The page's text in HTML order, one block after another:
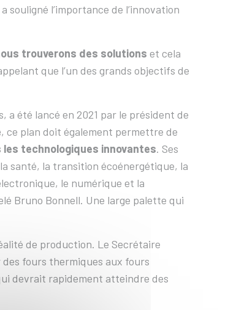
l’importance de l’innovation
trouverons des solutions et cela
que l’un des grands objectifs de
a été lancé en 2021 par le président de
, ce plan doit également permettre de
technologiques innovantes. Ses
santé, la transition écoénergétique, la
le numérique et la
Bruno Bonnell. Une large palette qui
de production. Le Secrétaire
fours thermiques aux fours
devrait rapidement atteindre des